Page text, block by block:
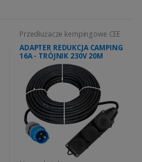
Przedłużacze kempingowe CEE
ADAPTER REDUKCJA CAMPING
16A - TRÓJNIK 230V 20M